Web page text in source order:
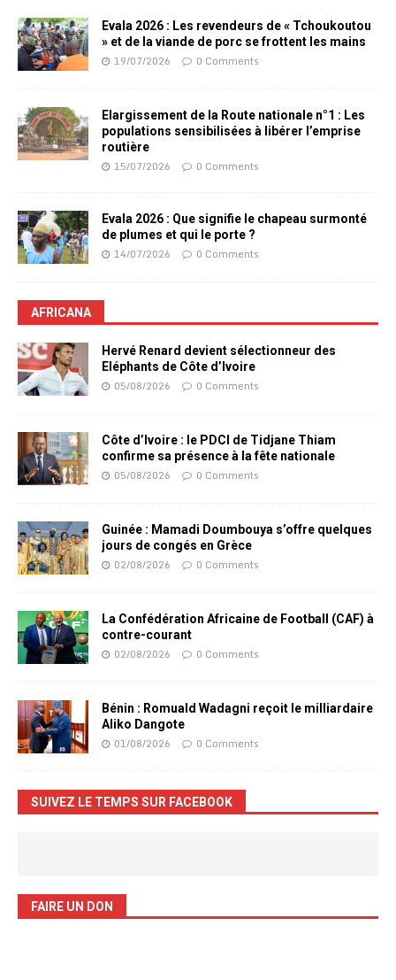
Evala 2026 : Les revendeurs de « Tchoukoutou
» et de la viande de porc se frottent les mains
19/07/2026 0 Comments
Elargissement de la Route nationale n°1 : Les
populations sensibilisées à libérer l’emprise
routière
15/07/2026 0 Comments
Evala 2026 : Que signifie le chapeau surmonté
de plumes et qui le porte ?
14/07/2026 0 Comments
AFRICANA
Hervé Renard devient sélectionneur des
Eléphants de Côte d’Ivoire
05/08/2026 0 Comments
Côte d’Ivoire : le PDCI de Tidjane Thiam
confirme sa présence à la fête nationale
05/08/2026 0 Comments
Guinée : Mamadi Doumbouya s’offre quelques
jours de congés en Grèce
02/08/2026 0 Comments
La Confédération Africaine de Football (CAF) à
contre-courant
02/08/2026 0 Comments
Bénin : Romuald Wadagni reçoit le milliardaire
Aliko Dangote
01/08/2026 0 Comments
SUIVEZ LE TEMPS SUR FACEBOOK
FAIRE UN DON